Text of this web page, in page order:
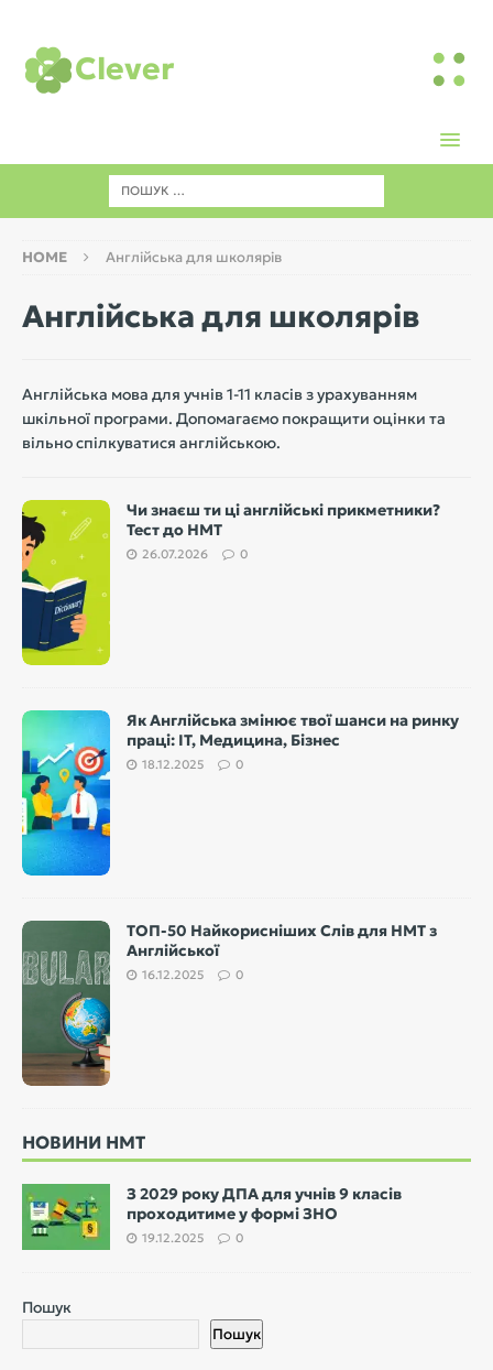
Clever
HOME Англійська для школярів
Англійська для школярів
Англійська мова для учнів 1-11 класів з урахуванням
шкільної програми. Допомагаємо покращити оцінки та
вільно спілкуватися англійською.
Чи знаєш ти ці англійські прикметники?
Тест до НМТ
26.07.2026 0
Як Англійська змінює твої шанси на ринку
праці: IT, Медицина, Бізнес
18.12.2025 0
ТОП-50 Найкорисніших Слів для НМТ з
Англійської
16.12.2025 0
НОВИНИ НМТ
З 2029 року ДПА для учнів 9 класів
проходитиме у формі ЗНО
19.12.2025 0
Пошук
Пошук